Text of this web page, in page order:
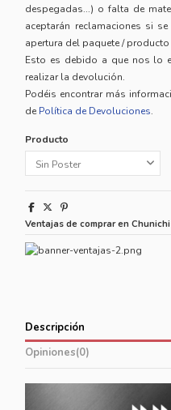
despegadas...) o falta de
aceptarán reclamaciones si
apertura del paquete /
Esto es debido a que nos lo
realizar la devolución.
Podéis encontrar más
de Política de Devoluciones.
Producto
Ventajas de comprar en
Descripción
Opiniones(0)